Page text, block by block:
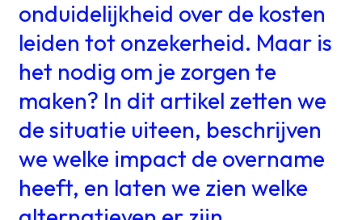
onduidelijkheid over de kosten
leiden tot onzekerheid. Maar is
het nodig om je zorgen te
maken? In dit artikel zetten we
de situatie uiteen, beschrijven
we welke impact de overname
heeft, en laten we zien welke